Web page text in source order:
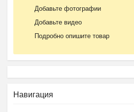
Добавьте фотографии
Добавьте видео
Подробно опишите товар
Навигация